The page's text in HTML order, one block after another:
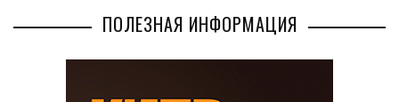
ПОЛЕЗНАЯ ИНФОРМАЦИЯ